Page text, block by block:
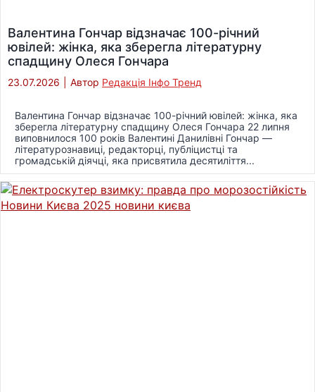
Валентина Гончар відзначає 100-річний
ювілей: жінка, яка зберегла літературну
спадщину Олеся Гончара
23.07.2026 Автор Редакція Інфо Тренд
Валентина Гончар відзначає 100-річний ювілей: жінка, яка
зберегла літературну спадщину Олеся Гончара 22 липня
виповнилося 100 років Валентині Данилівні Гончар —
літературознавиці, редакторці, публіцистці та
громадській діячці, яка присвятила десятиліття...